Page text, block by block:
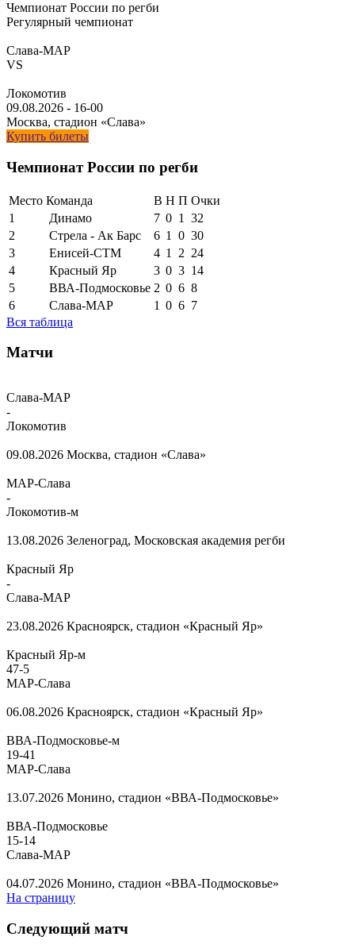
Чемпионат России по регби
Регулярный чемпионат
Слава-МАР
VS
Локомотив
09.08.2026 - 16-00
Москва, стадион «Слава»
Купить билеты
Чемпионат России по регби
Место Команда В Н П Очки
1
Динамо 7 0 1
32
2
Стрела - Ак Барс 6 1 0 30
3
Енисей-СТМ 4 1 2 24
4
Красный Яр 3 0 3 14
5
ВВА-Подмосковье 2 0 6 8
6
Слава-МАР 1 0 6 7
Вся таблица
Матчи
Слава-МАР
-
Локомотив
09.08.2026 Москва, стадион «Слава»
МАР-Слава
-
Локомотив-м
13.08.2026 Зеленоград, Московская академия регби
Красный Яр
-
Слава-МАР
23.08.2026 Красноярск, стадион «Красный Яр»
Красный Яр-м
47-5
МАР-Слава
06.08.2026 Красноярск, стадион «Красный Яр»
ВВА-Подмосковье-м
19-41
МАР-Слава
13.07.2026 Монино, стадион «ВВА-Подмосковье»
ВВА-Подмосковье
15-14
Слава-МАР
04.07.2026 Монино, стадион «ВВА-Подмосковье»
На страницу
Следующий матч